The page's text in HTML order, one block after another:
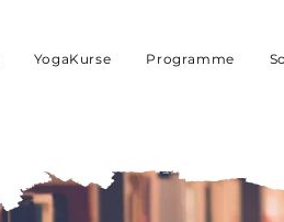
YogaKurse Programme